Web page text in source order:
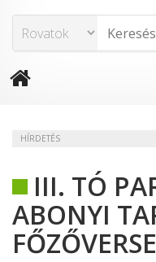
HÍRDETÉS
III. TÓ
ABONYI